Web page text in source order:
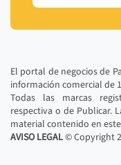
El portal de negocios de
información comercial de
Todas las marcas
respectiva o de Publicar.
material contenido en
AVISO LEGAL© Copyright